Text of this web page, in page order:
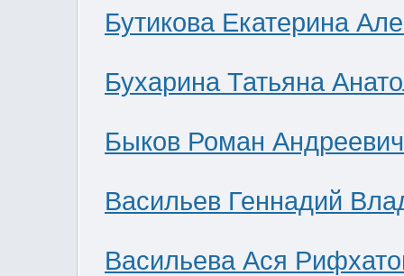
Бутикова Екатерина
Бухарина Татьяна
Быков Роман Андреевич
Васильев Геннадий
Васильева Ася